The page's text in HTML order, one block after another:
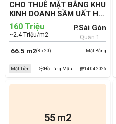
CHO THUÊ MẶT BẰNG KHU
KINH DOANH SẦM UẤT HỒ
TÙNG MẬU , BẾN NGHÉ ,Q1
Mặt Bằng
66.5 m2(8 x 20)
160 Triệu
~2.4 Triệu/m2
P.Sài Gòn
Quận 1
14-04-2026
Mặt Tiền Hồ Tùng Mậu
55 m2